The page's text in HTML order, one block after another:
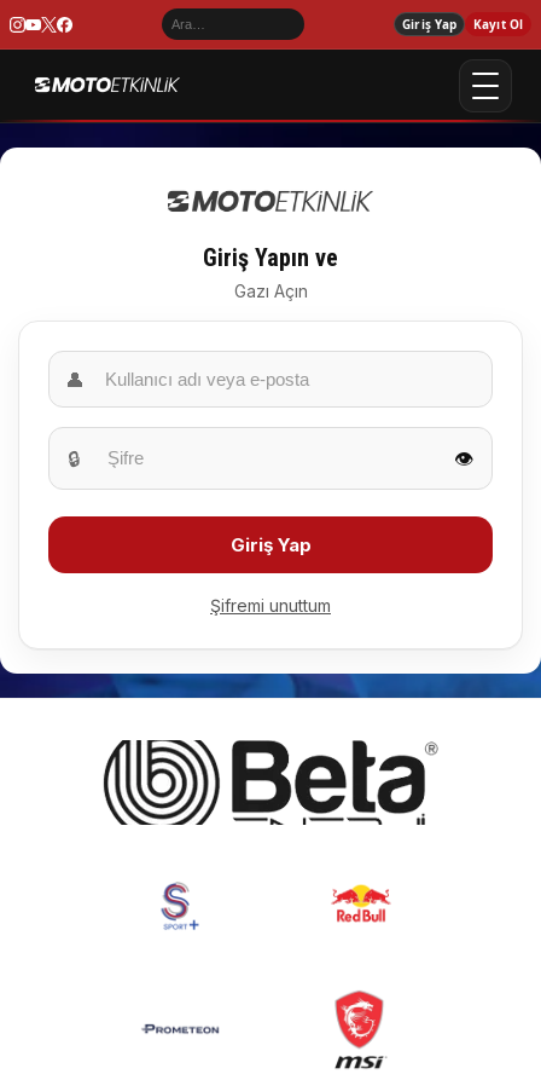
Giriş Yap Kayıt Ol
Giriş Yapın ve
Gazı Açın
👤
🔒 👁️
Giriş Yap
Şifremi unuttum